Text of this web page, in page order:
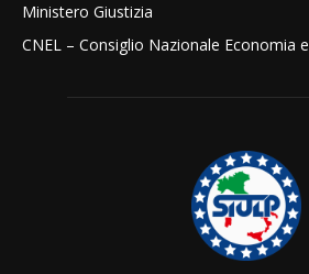
Ministero Giustizia
CNEL – Consiglio Nazionale Economia